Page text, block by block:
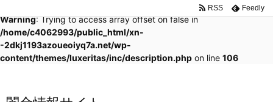
Warning: Trying to access array offset on false in
/home/c4062993/public_html/xn-
-2dkj1193azoueoiyq7a.net/wp-
content/themes/luxeritas/inc/description.php on line 106
RSS Feedly